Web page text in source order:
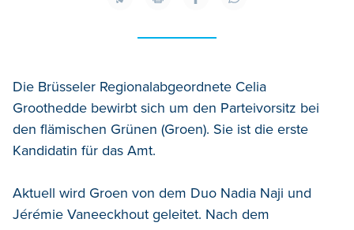
Die Brüsseler Regionalabgeordnete Celia
Groothedde bewirbt sich um den Parteivorsitz bei
den flämischen Grünen (Groen). Sie ist die erste
Kandidatin für das Amt.
Aktuell wird Groen von dem Duo Nadia Naji und
Jérémie Vaneeckhout geleitet. Nach dem